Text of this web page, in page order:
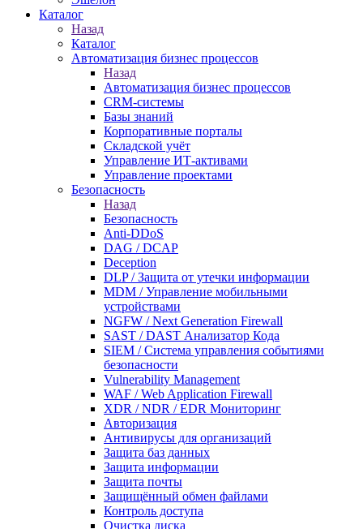
Каталог
Назад
Каталог
Автоматизация бизнес процессов
Назад
Автоматизация бизнес процессов
CRM-системы
Базы знаний
Корпоративные порталы
Складской учёт
Управление ИТ-активами
Управление проектами
Безопасность
Назад
Безопасность
Anti-DDoS
DAG / DCAP
Deception
DLP / Защита от утечки информации
MDM / Управление мобильными
устройствами
NGFW / Next Generation Firewall
SAST / DAST Анализатор Кода
SIEM / Система управления событиями
безопасности
Vulnerability Management
WAF / Web Application Firewall
XDR / NDR / EDR Мониторинг
Авторизация
Антивирусы для организаций
Защита баз данных
Защита информации
Защита почты
Защищённый обмен файлами
Контроль доступа
Очистка диска